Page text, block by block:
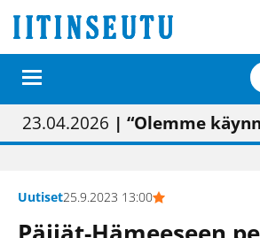
01.02.2026 | Painon vaihtumisen pitäisi näkyä hieman
05.02.2026 | Uudistettu
23.04.2026 | “Olemme käynnistämässä
09.05.2026| "Maalla on totuttu elämään
Uutiset25.9.2023 13:00